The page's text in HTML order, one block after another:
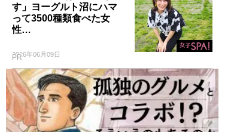
す」ヨーグルト沼にハマ
って3500種類食べた女
性…
2026年06月09日
PR